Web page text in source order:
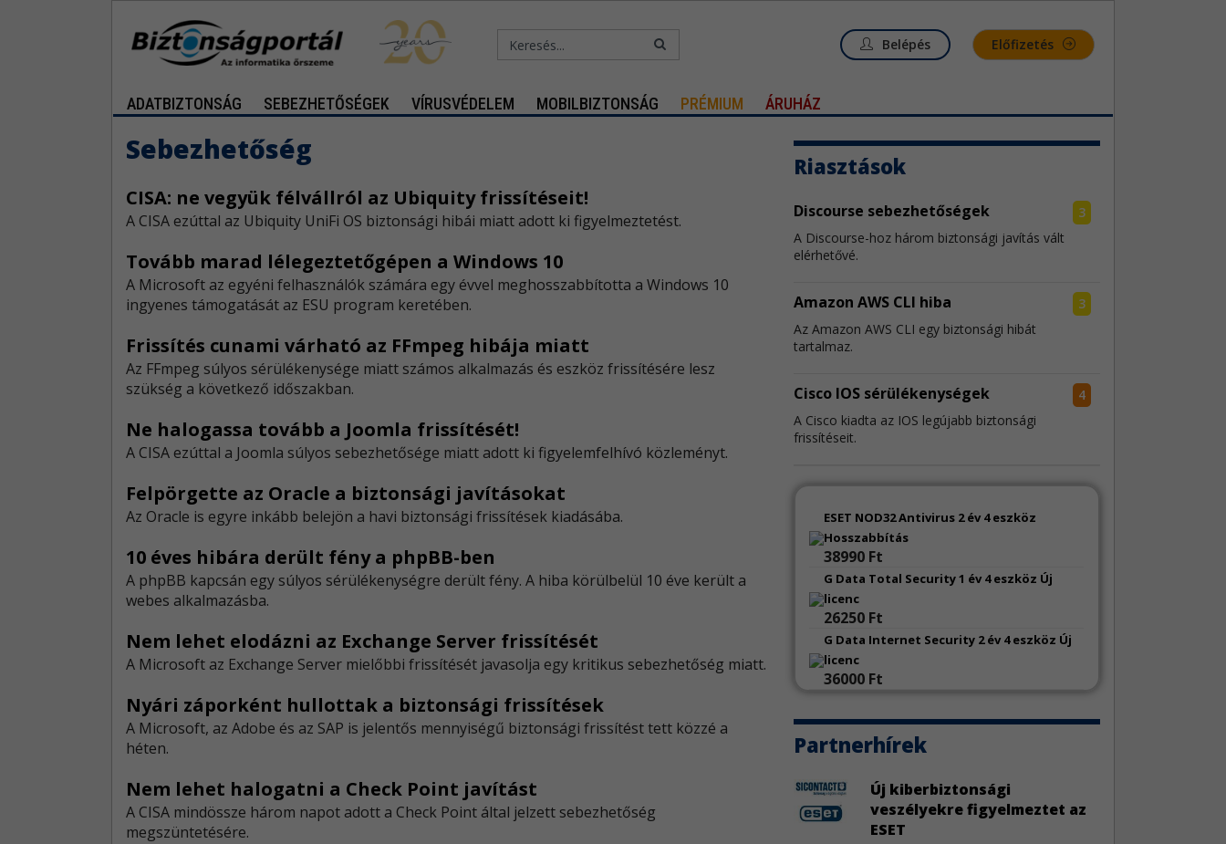
Belépés Előfizetés
ADATBIZTONSÁG SEBEZHETŐSÉGEK VÍRUSVÉDELEM MOBILBIZTONSÁG PRÉMIUM ÁRUHÁZ
Sebezhetőség
CISA: ne vegyük félvállról az Ubiquity frissítéseit!
A CISA ezúttal az Ubiquity UniFi OS biztonsági hibái miatt adott ki figyelmeztetést.
Tovább marad lélegeztetőgépen a Windows 10
A Microsoft az egyéni felhasználók számára egy évvel meghosszabbította a Windows 10
ingyenes támogatását az ESU program keretében.
Frissítés cunami várható az FFmpeg hibája miatt
​Az FFmpeg súlyos sérülékenysége miatt számos alkalmazás és eszköz frissítésére lesz
szükség a következő időszakban.
Ne halogassa tovább a Joomla frissítését!
A CISA ezúttal a Joomla súlyos sebezhetősége miatt adott ki figyelemfelhívó közleményt.
Felpörgette az Oracle a biztonsági javításokat
Az Oracle is egyre inkább belejön a havi biztonsági frissítések kiadásába.
10 éves hibára derült fény a phpBB-ben
A phpBB kapcsán egy súlyos sérülékenységre derült fény. A hiba körülbelül 10 éve került a
webes alkalmazásba.
Nem lehet elodázni az Exchange Server frissítését
A Microsoft az Exchange Server mielőbbi frissítését javasolja egy kritikus sebezhetőség miatt.
Nyári záporként hullottak a biztonsági frissítések
​A Microsoft, az Adobe és az SAP is jelentős mennyiségű biztonsági frissítést tett közzé a
héten.
Nem lehet halogatni a Check Point javítást
A CISA mindössze három napot adott a Check Point által jelzett sebezhetőség
megszüntetésére.
Riasztások
3
Discourse sebezhetőségek
A Discourse-hoz három biztonsági javítás vált
elérhetővé.
3
Amazon AWS CLI hiba
Az Amazon AWS CLI egy biztonsági hibát
tartalmaz.
4
Cisco IOS sérülékenységek
A Cisco kiadta az IOS legújabb biztonsági
frissítéseit.
4
PHP frissítések
A PHP-hez négy biztonsági frissítés érkezett.
Samsung alkalmazásfrissítések
A Samsung számos alkalmazásához adott ki
biztonsági frissítéseket.
Zyxel biztonsági hibajavítás
A Zyxel egy biztonsági javítást adott ki egyes
hálózatbiztonsági megoldásaihoz.
N-able N-central hibák
frissítésre.
Go sérülékenységek
ESET NOD32 Antivirus 2 év 4 eszköz
Hosszabbítás
38990 Ft
G Data Total Security 1 év 4 eszköz Új
licenc
26250 Ft
G Data Internet Security 2 év 4 eszköz Új
licenc
36000 Ft
Partnerhírek
Új kiberbiztonsági
veszélyekre figyelmeztet az
ESET